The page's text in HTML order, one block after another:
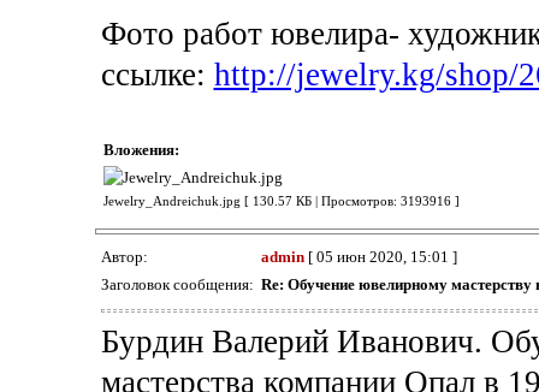
Фото работ ювелира-
ссылке: http://jewelry.kg/shop/
Вложения:
Jewelry_Andreichuk.jpg [ 130.57 КБ | Просмотров: 3193916 ]
Автор: admin[ 05 июн 2020, 15:01 ]
Заголовок сообщения: Re: Обучение ювелирному мастерству
Бурдин Валерий Иванович.
мастерства компании Опал в